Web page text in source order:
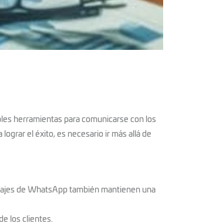
herramientas para comunicarse con los
el éxito, es necesario ir más allá de
de WhatsApp también mantienen una
los clientes.